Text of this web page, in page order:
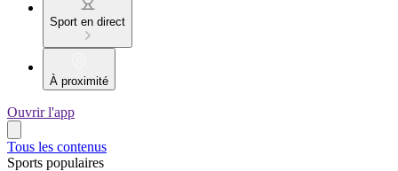
Sport en direct
À proximité
Ouvrir l'app
Tous les contenus
Sports populaires